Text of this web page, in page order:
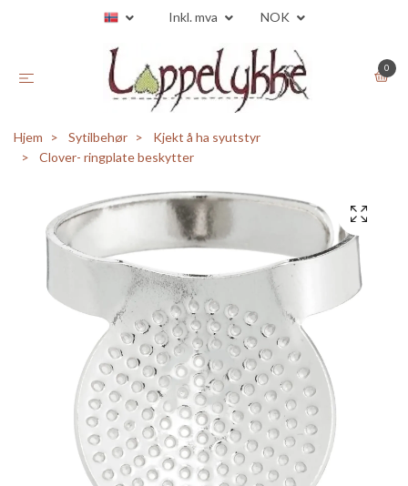
Inkl. mva NOK
0
Hjem Sytilbehør
Kjekt å ha syutstyr
Clover- ringplate beskytter